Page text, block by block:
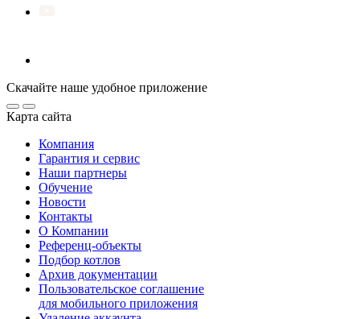
Скачайте наше удобное приложение
Карта сайта
Компания
Гарантия и сервис
Наши партнеры
Обучение
Новости
Контакты
О Компании
Референц-объекты
Подбор котлов
Архив документации
Пользовательское соглашение
для мобильного приложения